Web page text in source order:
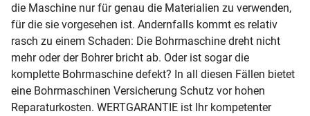
die Maschine nur für genau die Materialien zu verwenden,
für die sie vorgesehen ist. Andernfalls kommt es relativ
rasch zu einem Schaden: Die Bohrmaschine dreht nicht
mehr oder der Bohrer bricht ab. Oder ist sogar die
komplette Bohrmaschine defekt? In all diesen Fällen bietet
eine Bohrmaschinen Versicherung Schutz vor hohen
Reparaturkosten. WERTGARANTIE ist Ihr kompetenter